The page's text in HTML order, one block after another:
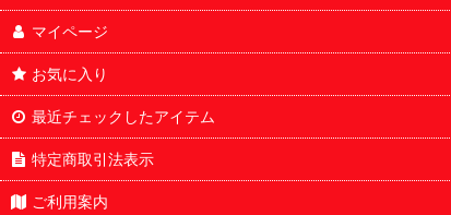
マイページ
お気に入り
最近チェックしたアイテム
特定商取引法表示
ご利用案内